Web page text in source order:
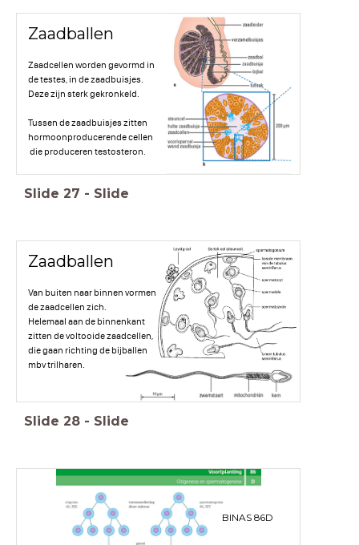
Zaadballen
Zaadcellen worden gevormd in
de testes, in de zaadbuisjes.
Deze zijn sterk gekronkeld.
Tussen de zaadbuisjes zitten
hormoonproducerende cellen
die produceren testosteron.
Slide 27 - Slide
Zaadballen
Van buiten naar binnen vormen
de zaadcellen zich.
Helemaal aan de binnenkant
zitten de voltooide zaadcellen,
die gaan richting de bijballen
mbv trilharen.
Slide 28 - Slide
BINAS 86D